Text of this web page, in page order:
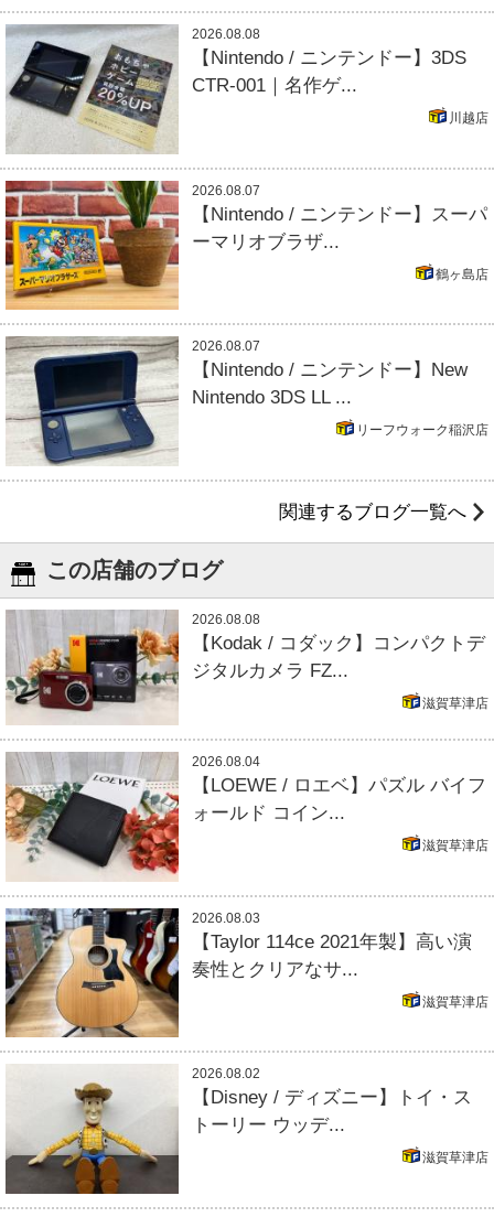
2026.08.08
【Nintendo / ニンテンドー】3DS
CTR-001｜名作ゲ...
川越店
2026.08.07
【Nintendo / ニンテンドー】スーパ
ーマリオブラザ...
鶴ヶ島店
2026.08.07
【Nintendo / ニンテンドー】New
Nintendo 3DS LL ...
リーフウォーク稲沢店
関連するブログ一覧へ
この店舗のブログ
2026.08.08
【Kodak / コダック】コンパクトデ
ジタルカメラ FZ...
滋賀草津店
2026.08.04
【LOEWE / ロエベ】パズル バイフ
ォールド コイン...
滋賀草津店
2026.08.03
【Taylor 114ce 2021年製】高い演
奏性とクリアなサ...
滋賀草津店
2026.08.02
【Disney / ディズニー】トイ・ス
トーリー ウッデ...
滋賀草津店